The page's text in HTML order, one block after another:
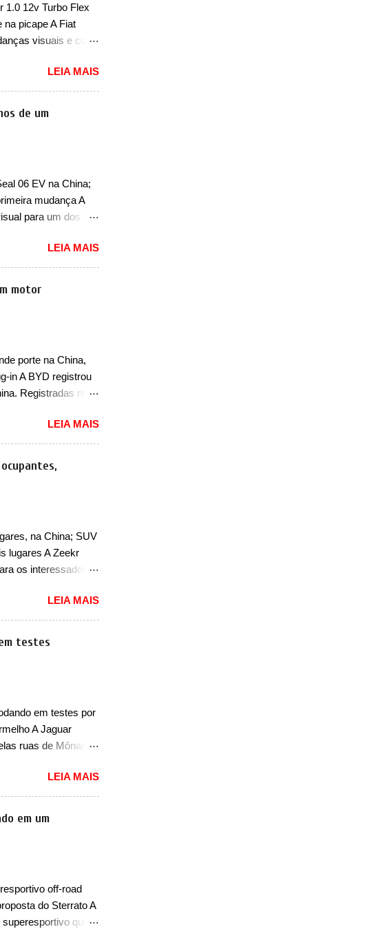
poderá causar a
modulo de...
1.0 12v Turbo Flex
picape A Fiat
visuais e com
visuais e a estreia
sem
que a
distância ainda
no mercado
isso: ela é a
da sua história,
LEIA MAIS
de um
06 EV na China;
mudança A
para um dos
de um ano. O
dianteira e na
da marca, mas
(o que não
Ele passa a
um espaço para a
LEIA MAIS
motor
porte na China,
in A BYD registrou
Registradas no
para além
híbrido plug-in
uma série de
continua
possuem
de uma barra em
sup...
LEIA MAIS
na China; SUV
lugares A Zeekr
os interessados
de
bancos (2+2+2).
padrão, de
indicando seu
da segunda fila
que pode
smartphones...
LEIA MAIS
testes
em testes por
A Jaguar
ruas de Mônaco.
aproveitou
a Sainte-Dévote,
apresentou
artística com o
Pace (primeiro
de carros
terá inversores ...
LEIA MAIS
em um
off-road
do Sterrato A
que